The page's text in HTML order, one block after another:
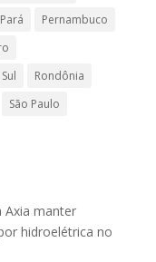
Pará
Pernambuco
Rondônia
São Paulo
Axia manter
hidroelétrica no